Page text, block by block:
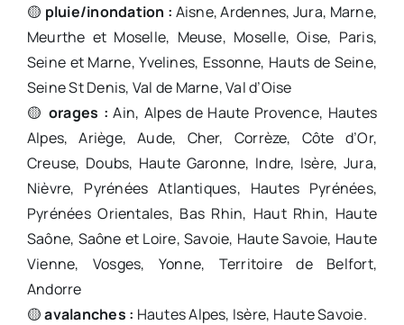
🟡 pluie/inondation : Aisne, Ardennes, Jura, Marne,
Meurthe et Moselle, Meuse, Moselle, Oise, Paris,
Seine et Marne, Yvelines, Essonne, Hauts de Seine,
Seine St Denis, Val de Marne, Val d’Oise
🟡 orages : Ain, Alpes de Haute Provence, Hautes
Alpes, Ariège, Aude, Cher, Corrèze, Côte d’Or,
Creuse, Doubs, Haute Garonne, Indre, Isère, Jura,
Nièvre, Pyrénées Atlantiques, Hautes Pyrénées,
Pyrénées Orientales, Bas Rhin, Haut Rhin, Haute
Saône, Saône et Loire, Savoie, Haute Savoie, Haute
Vienne, Vosges, Yonne, Territoire de Belfort,
Andorre
🟡avalanches : Hautes Alpes, Isère, Haute Savoie.